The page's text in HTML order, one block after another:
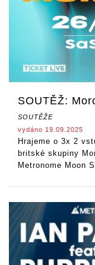
SOUTĚŽ:
SOUTĚŽE
vydáno 19.09.2025
Hrajeme o 3x 2
britské skupiny
Metronome Moon